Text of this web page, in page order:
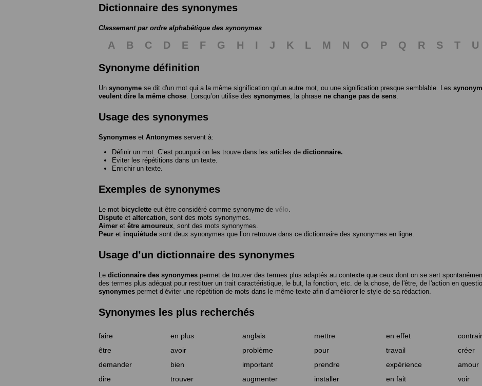
Dictionnaire des synonymes
Classement par ordre alphabétique des synonymes
A B C D E F G H I J K L M N O P Q R S T U
Synonyme définition
Un synonyme se dit d'un mot qui a la même signification qu'un autre mot, ou une signification presque semblable. Les
veulent dire la même chose . Lorsqu’on utilise des synonymes , la phrase ne change pas de sens
Usage des synonymes
Synonymes et Antonymes servent à:
Définir un mot. C’est pourquoi on les trouve dans les articles de dictionnaire.
Eviter les répétitions dans un texte.
Enrichir un texte.
Exemples de synonymes
Le mot bicyclette eut être considéré comme synonyme de vélo
Dispute et altercation , sont des mots synonymes.
Aimer et être amoureux , sont des mots synonymes.
Peur et inquiétude sont deux synonymes que l’on retrouve dans ce dictionnaire des synonymes en ligne.
Usage d’un dictionnaire des synonymes
Le dictionnaire des synonymes permet de trouver des termes plus adaptés au contexte que ceux dont on se sert
des termes plus adéquat pour restituer un trait caractéristique, le but, la fonction, etc. de la chose, de l'être, de l'action en
synonymes permet d’éviter une répétition de mots dans le même texte afin d’améliorer le style de sa rédaction.
Synonymes les plus recherchés
faire en plus anglais mettre en effet
être
avoir problème pour travail
créer
demander
bien important prendre expérience
amour
dire
trouver augmenter installer en fait voir